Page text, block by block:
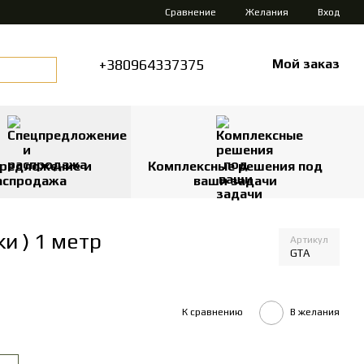
Сравнение Желания Вход
+380964337375 Мой заказ
и
Комплексные решения под
ваши задачи
) 1 метр Артикул
GTA
К сравнению В желания